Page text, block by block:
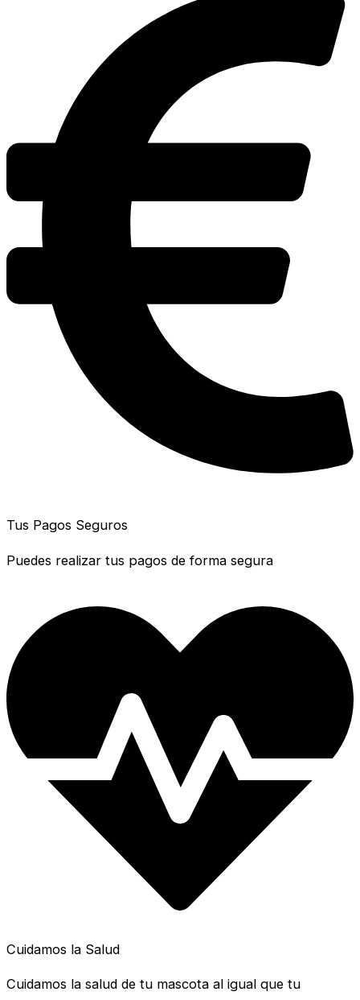
Tus Pagos Seguros
Puedes realizar tus pagos de forma segura
Cuidamos la Salud
Cuidamos la salud de tu mascota al igual que tu